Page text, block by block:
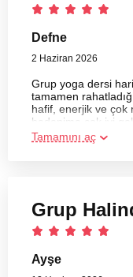
Defne
2 Haziran 2026
Grup yoga dersi
tamamen
hafif, enerjik ve çok
bedenime çok iyi
Tamamını aç
Grup
Ayşe